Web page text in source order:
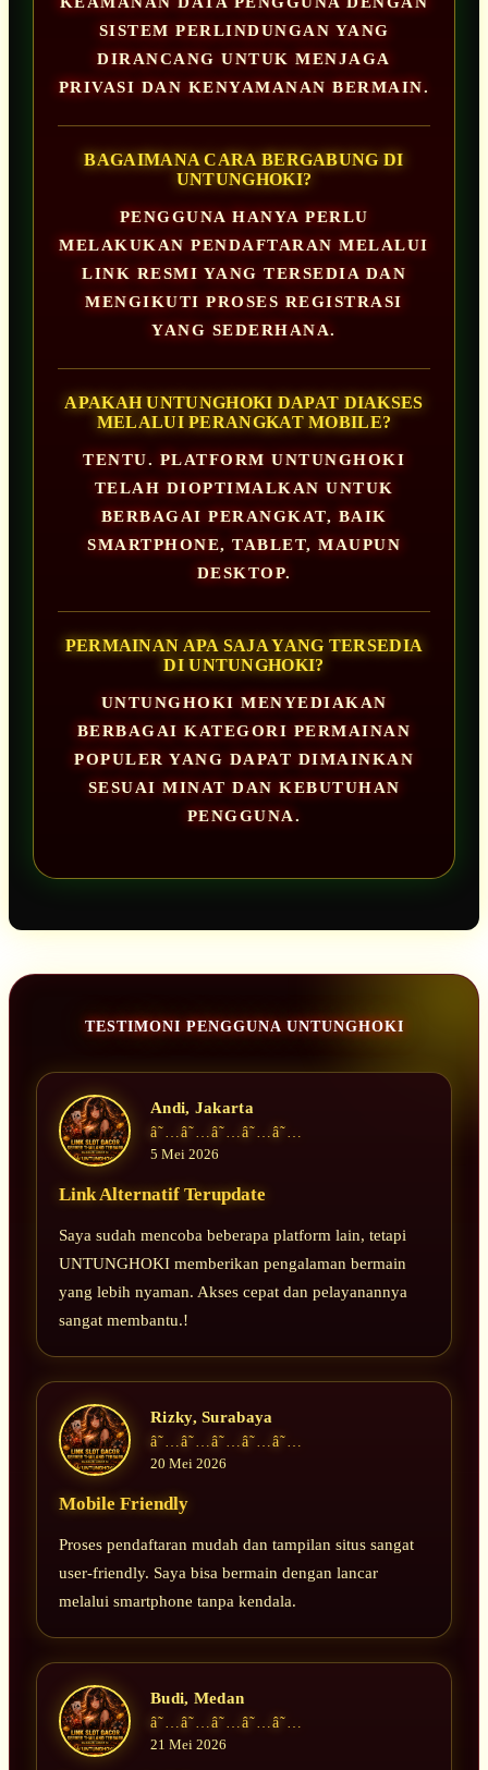
SISTEM PERLINDUNGAN YANG
DIRANCANG UNTUK MENJAGA
PRIVASI DAN KENYAMANAN BERMAIN.
BAGAIMANA CARA BERGABUNG DI
UNTUNGHOKI?
PENGGUNA HANYA PERLU
MELAKUKAN PENDAFTARAN MELALUI
LINK RESMI YANG TERSEDIA DAN
MENGIKUTI PROSES REGISTRASI
YANG SEDERHANA.
APAKAH UNTUNGHOKI DAPAT DIAKSES
MELALUI PERANGKAT MOBILE?
TENTU. PLATFORM UNTUNGHOKI
TELAH DIOPTIMALKAN UNTUK
BERBAGAI PERANGKAT, BAIK
SMARTPHONE, TABLET, MAUPUN
DESKTOP.
PERMAINAN APA SAJA YANG TERSEDIA
DI UNTUNGHOKI?
UNTUNGHOKI MENYEDIAKAN
BERBAGAI KATEGORI PERMAINAN
POPULER YANG DAPAT DIMAINKAN
SESUAI MINAT DAN KEBUTUHAN
PENGGUNA.
TESTIMONI PENGGUNA UNTUNGHOKI
Andi, Jakarta
â˜…â˜…â˜…â˜…â˜…
5 Mei 2026
Link Alternatif Terupdate
Saya sudah mencoba beberapa platform lain, tetapi
UNTUNGHOKI memberikan pengalaman bermain
yang lebih nyaman. Akses cepat dan pelayanannya
sangat membantu.!
Rizky, Surabaya
â˜…â˜…â˜…â˜…â˜…
20 Mei 2026
Mobile Friendly
Proses pendaftaran mudah dan tampilan situs sangat
user-friendly. Saya bisa bermain dengan lancar
melalui smartphone tanpa kendala.
Budi, Medan
â˜…â˜…â˜…â˜…â˜…
21 Mei 2026